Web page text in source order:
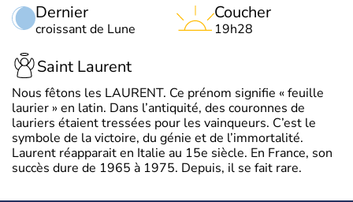
Dernier
croissant de Lune
Coucher
19h28
Saint Laurent
Nous fêtons les LAURENT. Ce prénom signifie « feuille
laurier » en latin. Dans l’antiquité, des couronnes de
lauriers étaient tressées pour les vainqueurs. C’est le
symbole de la victoire, du génie et de l’immortalité.
Laurent réapparait en Italie au 15e siècle. En France, son
succès dure de 1965 à 1975. Depuis, il se fait rare.